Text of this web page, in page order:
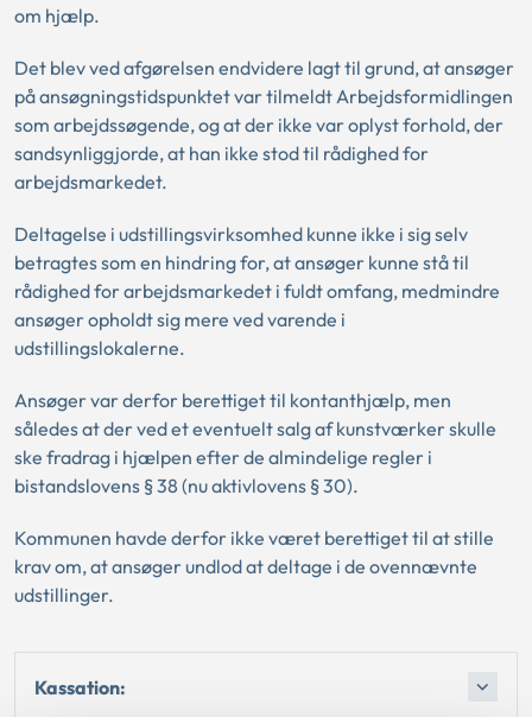
om hjælp.
Det blev ved afgørelsen endvidere lagt til grund, at ansøger
på ansøgningstidspunktet var tilmeldt Arbejdsformidlingen
som arbejdssøgende, og at der ikke var oplyst forhold, der
sandsynliggjorde, at han ikke stod til rådighed for
arbejdsmarkedet.
Deltagelse i udstillingsvirksomhed kunne ikke i sig selv
betragtes som en hindring for, at ansøger kunne stå til
rådighed for arbejdsmarkedet i fuldt omfang, medmindre
ansøger opholdt sig mere ved varende i
udstillingslokalerne.
Ansøger var derfor berettiget til kontanthjælp, men
således at der ved et eventuelt salg af kunstværker skulle
ske fradrag i hjælpen efter de almindelige regler i
bistandslovens § 38 (nu aktivlovens § 30).
Kommunen havde derfor ikke været berettiget til at stille
krav om, at ansøger undlod at deltage i de ovennævnte
udstillinger.
Kassation: